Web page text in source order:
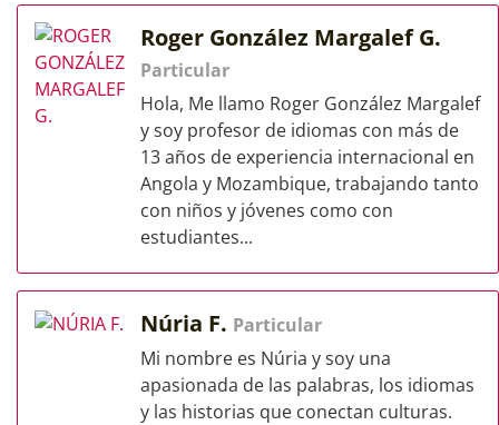
Roger González Margalef G.
Particular
Hola, Me llamo Roger González Margalef
y soy profesor de idiomas con más de
13 años de experiencia internacional en
Angola y Mozambique, trabajando tanto
con niños y jóvenes como con
estudiantes...
Núria F. Particular
Mi nombre es Núria y soy una
apasionada de las palabras, los idiomas
y las historias que conectan culturas.